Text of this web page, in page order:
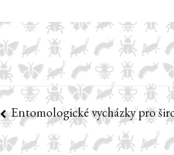
Navigace
pro
Entomologické vycházky pro